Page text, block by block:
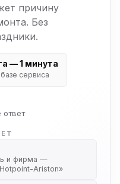
причину
Без
— 1 минута
сервиса
и фирма —
Ariston»